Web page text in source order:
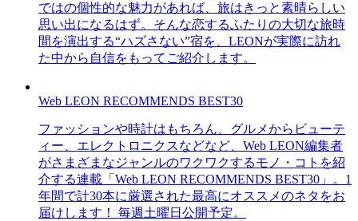
ではの個性的な魅力があれば、旅はきっと素晴らしい
思い出になるはず。そんな恋するふたりの大切な旅時
間を演出する“ハズさない”宿を、LEONが実際に訪れ
た中から自信をもってご紹介します。
Web LEON RECOMMENDS BEST30
ファッションや時計はもちろん、グルメからビューテ
ィー、エレクトロニクスなどなど、Web LEON編集者
がさまざまなジャンルのワクワクするモノ・コトを紹
介する連載「Web LEON RECOMMENDS BEST30」。1
年間で計30本に厳選された最高にオススメのネタをお
届けします！ 毎週土曜日公開予定。